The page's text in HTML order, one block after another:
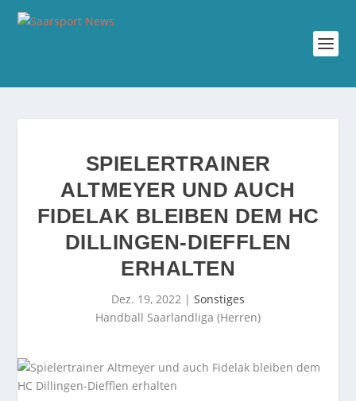
SPIELERTRAINER
ALTMEYER UND AUCH
FIDELAK BLEIBEN DEM HC
DILLINGEN-DIEFFLEN
ERHALTEN
Dez. 19, 2022 | Sonstiges
Handball Saarlandliga (Herren)